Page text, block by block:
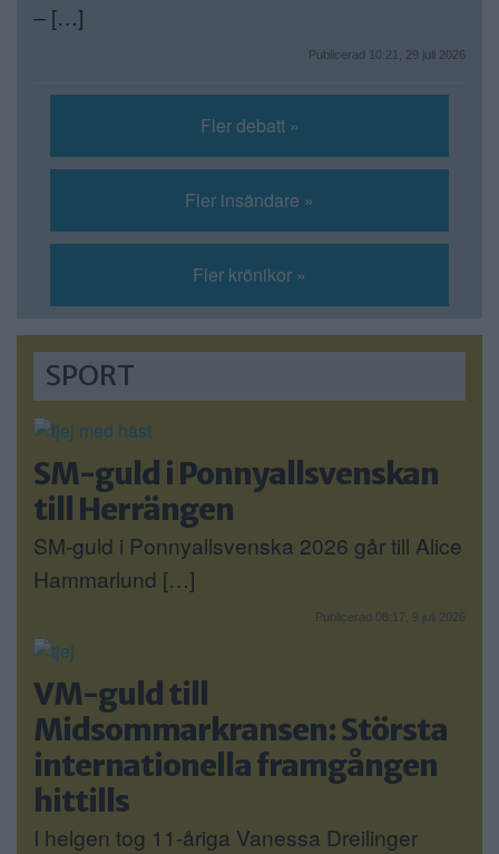
– […]
Publicerad 10:21, 29 juli 2026
Fler debatt »
Fler insändare »
Fler krönikor »
SPORT
SM-guld i Ponnyallsvenskan
till Herrängen
SM-guld i Ponnyallsvenska 2026 går till Alice
Hammarlund […]
Publicerad 08:17, 9 juli 2026
VM-guld till
Midsommarkransen: Största
internationella framgången
hittills
I helgen tog 11-åriga Vanessa Dreilinger